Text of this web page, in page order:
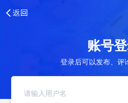
账号
登录后可以发布、评